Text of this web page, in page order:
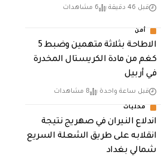
قبل 46 دقيقة 6 مشاهدات
أمن
الاطاحة بثلاثة متهمين وضبط 5
كغم من مادة الكريستال المخدرة ​
في أربيل
قبل ساعة واحدة 8 مشاهدات
محليات
اندلاع النيران في صهريج نتيجة
انقلابه على طريق الشعلة السريع
شمالي بغداد